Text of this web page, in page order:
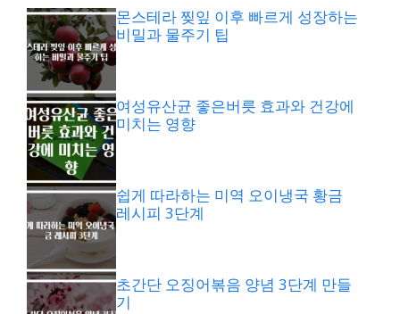
몬스테라 찢잎 이후 빠르게 성장하는
비밀과 물주기 팁
여성유산균 좋은버릇 효과와 건강에
미치는 영향
쉽게 따라하는 미역 오이냉국 황금
레시피 3단계
초간단 오징어볶음 양념 3단계 만들
기